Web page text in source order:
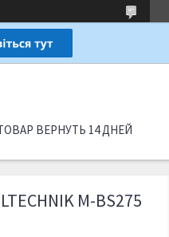
ВЕРНУТЬ 14 ДНЕЙ
M-BS275